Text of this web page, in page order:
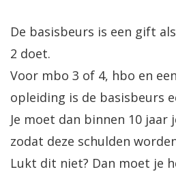
De basisbeurs is een gift
2 doet.
Voor mbo 3 of 4, hbo en
opleiding is de basisbeurs
Je moet dan binnen 10 jaar
zodat deze schulden
Lukt dit niet? Dan moet je